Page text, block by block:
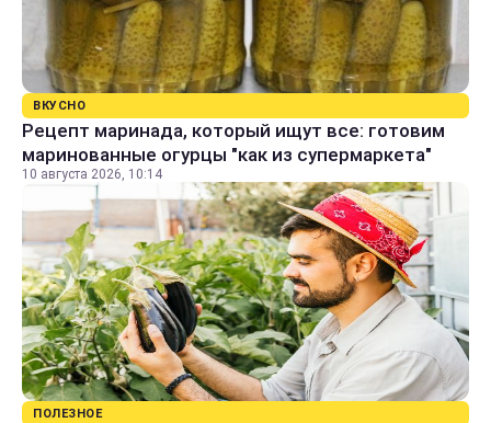
ВКУСНО
Рецепт маринада, который ищут все: готовим
маринованные огурцы "как из супермаркета"
10 августа 2026, 10:14
ПОЛЕЗНОЕ